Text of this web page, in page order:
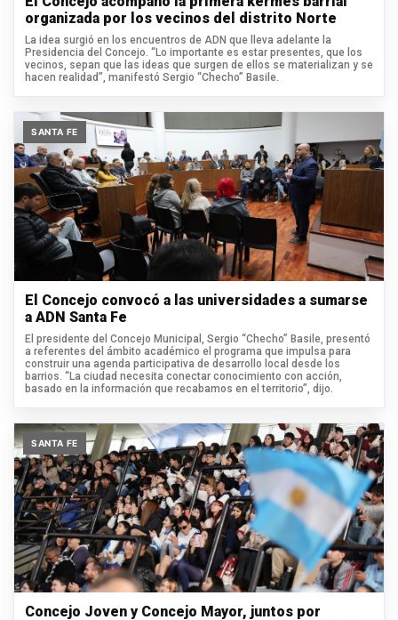
organizada por los vecinos del distrito Norte
La idea surgió en los encuentros de ADN que lleva adelante la
Presidencia del Concejo. “Lo importante es estar presentes, que los
vecinos, sepan que las ideas que surgen de ellos se materializan y se
hacen realidad”, manifestó Sergio “Checho” Basile.
SANTA FE
El Concejo convocó a las universidades a sumarse
a ADN Santa Fe
El presidente del Concejo Municipal, Sergio “Checho” Basile, presentó
a referentes del ámbito académico el programa que impulsa para
construir una agenda participativa de desarrollo local desde los
barrios. “La ciudad necesita conectar conocimiento con acción,
basado en la información que recabamos en el territorio”, dijo.
SANTA FE
Concejo Joven y Concejo Mayor, juntos por